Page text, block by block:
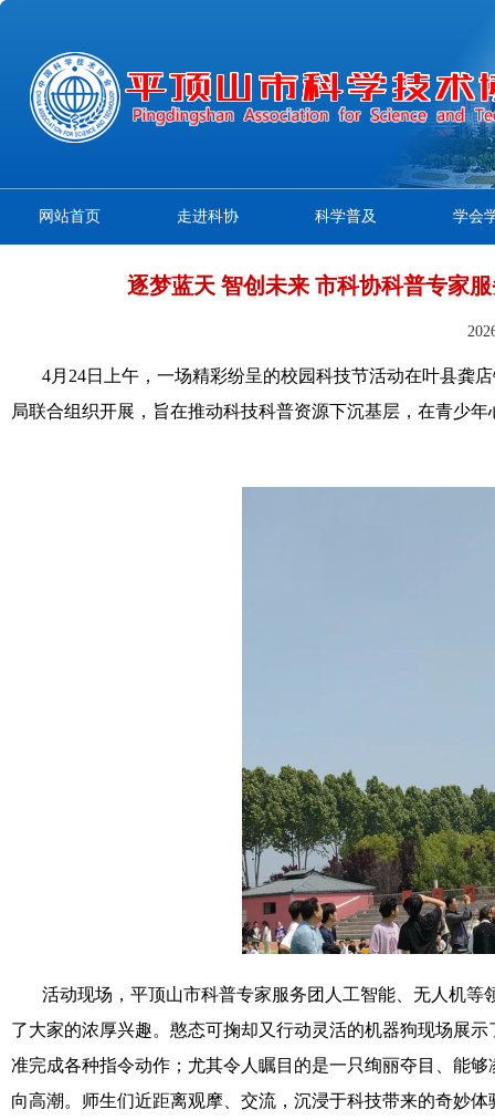
网站首页 走进科协 科学普及 学会
逐梦蓝天 智创未来 市科协科普专家
4月24日上午，一场精彩纷呈的校园科技节活动在叶县龚
局联合组织开展，旨在推动科技科普资源下沉基层，在青少
活动现场，平顶山市科普专家服务团人工智能、无人机
了大家的浓厚兴趣。憨态可掬却又行动灵活的机器狗现场展
准完成各种指令动作；尤其令人瞩目的是一只绚丽夺目、能
向高潮。师生们近距离观摩、交流，沉浸于科技带来的奇妙体